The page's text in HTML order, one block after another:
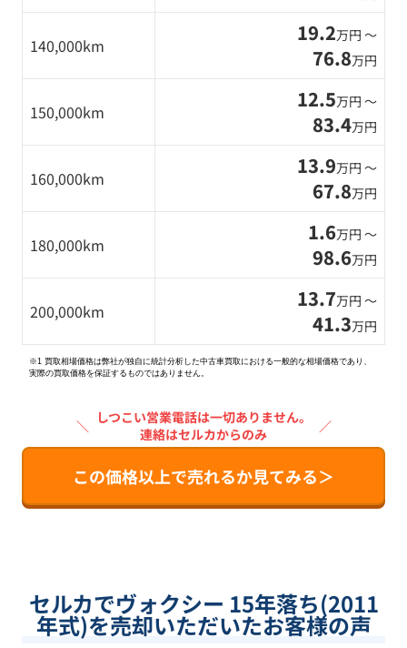
140,000km 19.2万円 〜
76.8万円
150,000km 12.5万円 〜
83.4万円
160,000km 13.9万円 〜
67.8万円
180,000km 1.6万円 〜
98.6万円
200,000km 13.7万円 〜
41.3万円
※1 買取相場価格は弊社が独自に統計分析した中古車買取における一般的な相場価格であり、
実際の買取価格を保証するものではありません。
＼ しつこい営業電話は一切ありません。
連絡はセルカからのみ
／
この価格以上で売れるか見てみる＞
セルカでヴォクシー 15年落ち(2011
年式)を売却いただいたお客様の声